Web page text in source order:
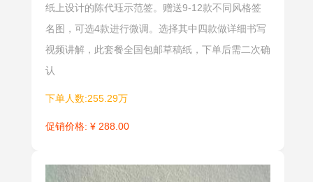
纸上设计的陈代珏示范签。赠送9-12款不同风格签
名图，可选4款进行微调。选择其中四款做详细书写
视频讲解，此套餐全国包邮草稿纸，下单后需二次确
认
下单人数:255.29万
促销价格: ¥ 288.00
数字签是书
写中巧妙运
用数字写
法，使名字
字密码。看
似数字，实
洁明快，妙
公文签是学
生填表、作
业、考试需
识别。同时